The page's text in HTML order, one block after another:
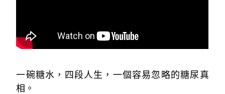
一碗糖水，四段人生，一個容易忽略的糖尿真
相。